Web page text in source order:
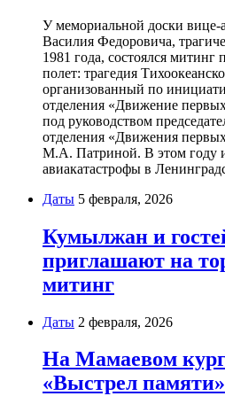
У мемориальной доски вице-
Василия Федоровича,
1981 года, состоялся
полет: трагедия
организованный по
отделения «Движение
под руководством
отделения «Движения
М.А. Патриной. В этом году
авиакатастрофы в
Даты 5 февраля, 2026
Кумылжан и
приглашают на
митинг
Даты 2 февраля, 2026
На Мамаевом
«Выстрел памяти»